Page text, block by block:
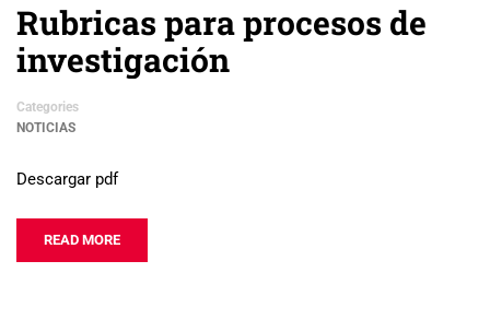
Rubricas para procesos de
investigación
Categories
NOTICIAS
Descargar pdf
READ MORE